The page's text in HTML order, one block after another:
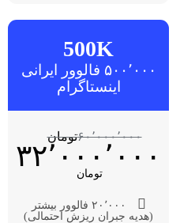
500K
۵۰۰٬۰۰۰ فالوور ایرانی
اینستاگرام
۶۰٬۰۰۰٬۰۰۰تومان
۳۲٬۰۰۰٬۰۰۰
تومان
۲۰٬۰۰۰ فالوور بیشتر
(هدیه جبران ریزش احتمالی)